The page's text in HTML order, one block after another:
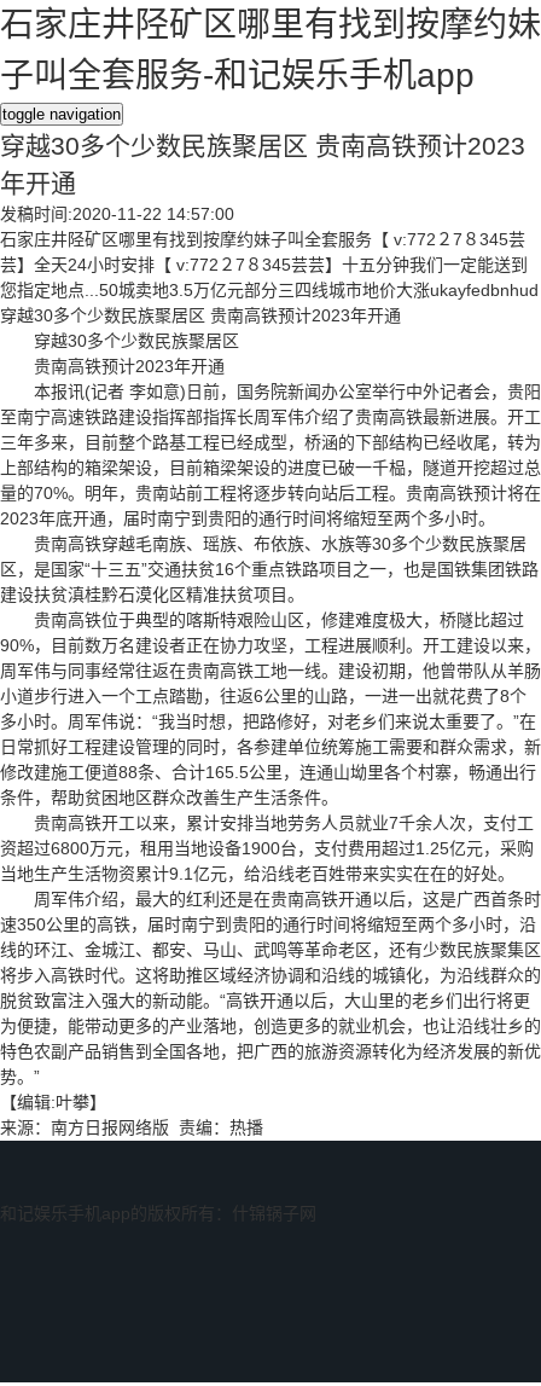
石家庄井陉矿区哪里有找到按摩约妹
子叫全套服务-和记娱乐手机app
toggle navigation
穿越30多个少数民族聚居区 贵南高铁预计2023
年开通
发稿时间:2020-11-22 14:57:00
石家庄井陉矿区哪里有找到按摩约妹子叫全套服务【 v:772２7８345芸
芸】全天24小时安排【 v:772２7８345芸芸】十五分钟我们一定能送到
您指定地点...50城卖地3.5万亿元部分三四线城市地价大涨ukayfedbnhud
穿越30多个少数民族聚居区 贵南高铁预计2023年开通
穿越30多个少数民族聚居区
贵南高铁预计2023年开通
本报讯(记者 李如意)日前，国务院新闻办公室举行中外记者会，贵阳
至南宁高速铁路建设指挥部指挥长周军伟介绍了贵南高铁最新进展。开工
三年多来，目前整个路基工程已经成型，桥涵的下部结构已经收尾，转为
上部结构的箱梁架设，目前箱梁架设的进度已破一千榀，隧道开挖超过总
量的70%。明年，贵南站前工程将逐步转向站后工程。贵南高铁预计将在
2023年底开通，届时南宁到贵阳的通行时间将缩短至两个多小时。
贵南高铁穿越毛南族、瑶族、布依族、水族等30多个少数民族聚居
区，是国家“十三五”交通扶贫16个重点铁路项目之一，也是国铁集团铁路
建设扶贫滇桂黔石漠化区精准扶贫项目。
贵南高铁位于典型的喀斯特艰险山区，修建难度极大，桥隧比超过
90%，目前数万名建设者正在协力攻坚，工程进展顺利。开工建设以来，
周军伟与同事经常往返在贵南高铁工地一线。建设初期，他曾带队从羊肠
小道步行进入一个工点踏勘，往返6公里的山路，一进一出就花费了8个
多小时。周军伟说：“我当时想，把路修好，对老乡们来说太重要了。”在
日常抓好工程建设管理的同时，各参建单位统筹施工需要和群众需求，新
修改建施工便道88条、合计165.5公里，连通山坳里各个村寨，畅通出行
条件，帮助贫困地区群众改善生产生活条件。
贵南高铁开工以来，累计安排当地劳务人员就业7千余人次，支付工
资超过6800万元，租用当地设备1900台，支付费用超过1.25亿元，采购
当地生产生活物资累计9.1亿元，给沿线老百姓带来实实在在的好处。
周军伟介绍，最大的红利还是在贵南高铁开通以后，这是广西首条时
速350公里的高铁，届时南宁到贵阳的通行时间将缩短至两个多小时，沿
线的环江、金城江、都安、马山、武鸣等革命老区，还有少数民族聚集区
将步入高铁时代。这将助推区域经济协调和沿线的城镇化，为沿线群众的
脱贫致富注入强大的新动能。“高铁开通以后，大山里的老乡们出行将更
为便捷，能带动更多的产业落地，创造更多的就业机会，也让沿线壮乡的
特色农副产品销售到全国各地，把广西的旅游资源转化为经济发展的新优
势。”
【编辑:叶攀】
来源：南方日报网络版 责编：热播
和记娱乐手机app的版权所有：什锦锅子网